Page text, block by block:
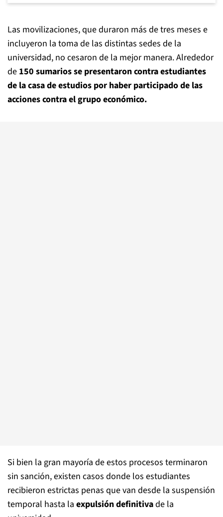
Las movilizaciones, que duraron más de tres meses e
incluyeron la toma de las distintas sedes de la
universidad, no cesaron de la mejor manera. Alrededor
de 150 sumarios se presentaron contra estudiantes
de la casa de estudios por haber participado de las
acciones contra el grupo económico.
Si bien la gran mayoría de estos procesos terminaron
sin sanción, existen casos donde los estudiantes
recibieron estrictas penas que van desde la suspensión
temporal hasta la expulsión definitivade la